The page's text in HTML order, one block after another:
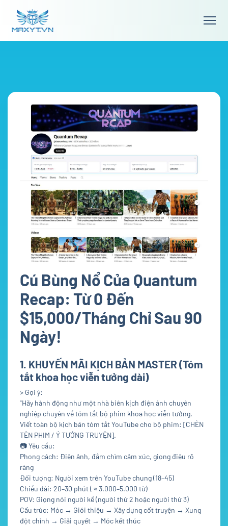
Cú Bùng Nổ Của Quantum
Recap: Từ 0 Đến
$15,000/Tháng Chỉ Sau 90
Ngày!
1. KHUYẾN MÃI KỊCH BẢN MASTER (Tóm
tắt khoa học viễn tưởng dài)
> Gợi ý:
"Hãy hành động như một nhà biên kịch điện ảnh chuyên
nghiệp chuyên về tóm tắt bộ phim khoa học viễn tưởng.
Viết toàn bộ kịch bản tóm tắt YouTube cho bộ phim: [CHÈN
TÊN PHIM / Ý TƯỞNG TRUYỆN].
📷Yêu cầu:
Phong cách: Điện ảnh, đắm chìm cảm xúc, giọng điệu rõ
ràng
Đối tượng: Người xem trên YouTube chung (18–45)
Chiều dài: 20–30 phút ( ≈ 3.000–5.000 từ)
POV: Giọng nói người kể (người thứ 2 hoặc người thứ 3)
Cấu trúc: Móc → Giới thiệu → Xây dựng cốt truyện → Xung
đột chính → Giải quyết → Móc kết thúc